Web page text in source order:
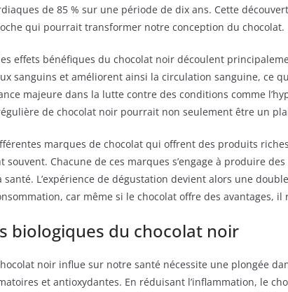
de 85 % sur une période de dix ans. Cette
qui pourrait transformer notre conception du chocolat.
effets bénéfiques du chocolat noir découlent
sanguins et améliorent ainsi la circulation sanguine,
majeure dans la lutte contre des conditions comme
de chocolat noir pourrait non seulement être un
marques de chocolat qui offrent des produits
souvent. Chacune de ces marques s’engage à produire
L’expérience de dégustation devient alors une
car même si le chocolat offre des avantages,
biologiques du chocolat noir
noir influe sur notre santé nécessite une plongée
et antioxydantes. En réduisant l’inflammation, le